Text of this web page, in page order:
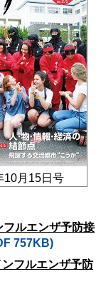
10月15日号
ルエンザ予防接
757KB)
フルエンザ予防